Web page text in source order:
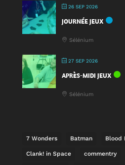
26 SEP 2026
JOURNÉE JEUX
Sélénium
27 SEP 2026
APRÈS-MIDI JEUX
Sélénium
7 Wonders Batman Blood
Clank! in Space commentry